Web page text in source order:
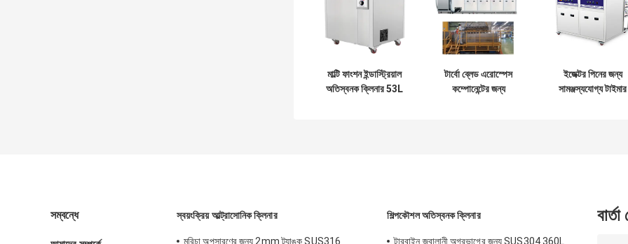
মাল্টি ফাংশন ইন্ডাস্ট্রিয়াল
অতিস্বনক ক্লিনার 53L
টার্বো ব্লেড এরোস্পেস
কম্পোনেন্টের জন্য
ইজেক্টর পিনের জন্য
সামঞ্জস্যযোগ্য টাইমার
সম্বন্ধে স্বয়ংক্রিয় আল্ট্রাসোনিক ক্লিনার
মরিচা অপসারণের জন্য 2mm ট্যাঙ্ক SUS316
শিল্পকৌশল অতিস্বনক ক্লিনার
টারবাইন জ্বালানী অগ্রভাগের জন্য SUS304 360L